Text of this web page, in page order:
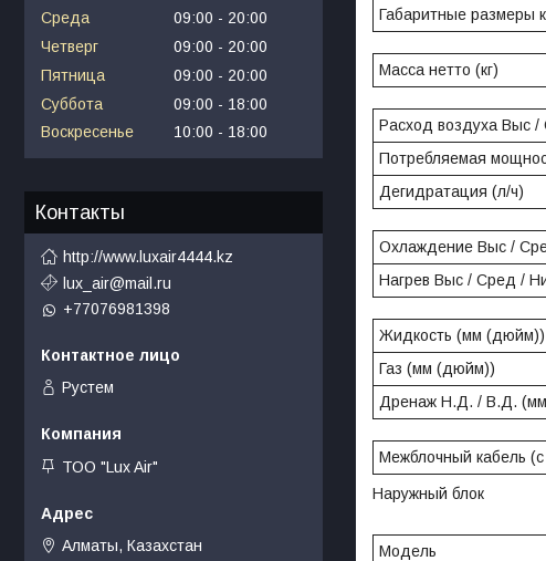
Габаритные размеры
Масса нетто (кг)
Расход воздуха Выс
Потребляемая
Дегидратация (л/ч)
Охлаждение Выс /
Нагрев Выс / Сред /
Жидкость (мм (дюйм))
Газ (мм (дюйм))
Дренаж Н.Д. / В.Д.
Межблочный кабель
Наружный блок
Модель
Среда
09:00
20:00
Четверг
09:00
20:00
Пятница
09:00
20:00
Суббота
09:00
18:00
Воскресенье
10:00 18:00
Контакты
http://www.luxair4444.kz
lux_air@mail.ru
+77076981398
Рустем
ТОО "Lux Air"
Алматы, Казахстан